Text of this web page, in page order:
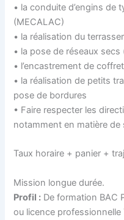
• la conduite d’engins de
(MECALAC)
• la réalisation du
• la pose de réseaux
• l’encastrement de
• la réalisation de petits
pose de bordures
• Faire respecter les
notamment en matière de
Taux horaire + panier +
Mission longue durée.
Profil : De formation BAC
ou licence